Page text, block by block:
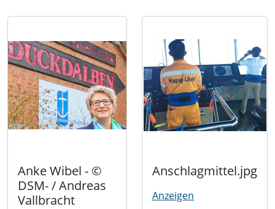
Anke Wibel - ©
DSM- / Andreas
Vallbracht
Anschlagmittel.jpg
Anzeigen